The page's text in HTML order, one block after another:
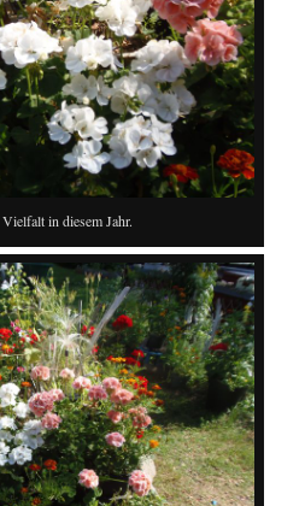
in diesem Jahr.